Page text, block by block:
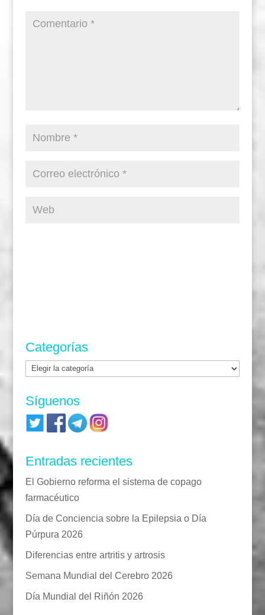
Categorías
Categorías
Síguenos
Entradas recientes
El Gobierno reforma el sistema de copago
farmacéutico
Día de Conciencia sobre la Epilepsia o Día
Púrpura 2026
Diferencias entre artritis y artrosis
Semana Mundial del Cerebro 2026
Día Mundial del Riñón 2026